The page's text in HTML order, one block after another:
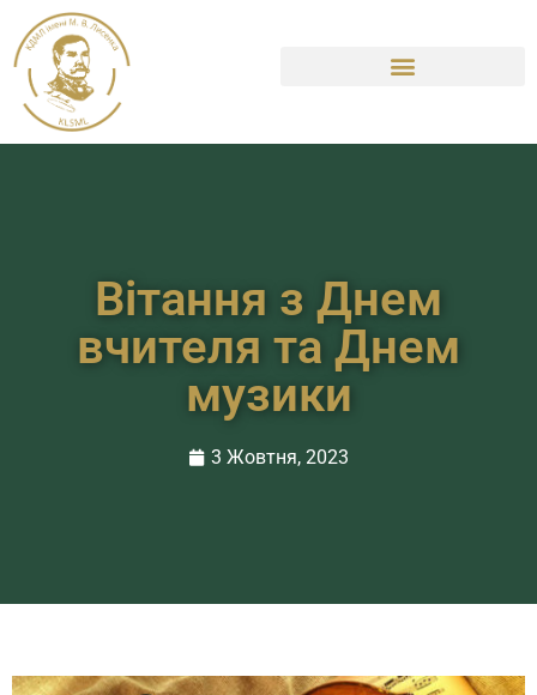
Вітання з Днем
вчителя та Днем
музики
3 Жовтня, 2023